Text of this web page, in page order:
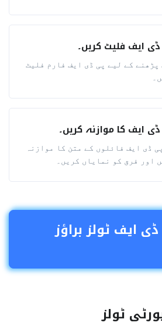
ایف فلیٹ کریں۔
پڑھنے کے لیے پی ڈی ایف فارم فلیٹ
ایف کا موازنہ کریں۔
ڈی ایف فائلوں کے متن کا موازنہ
اور فرق کو نمایاں کریں۔
ڈی ایف ٹولز براؤز